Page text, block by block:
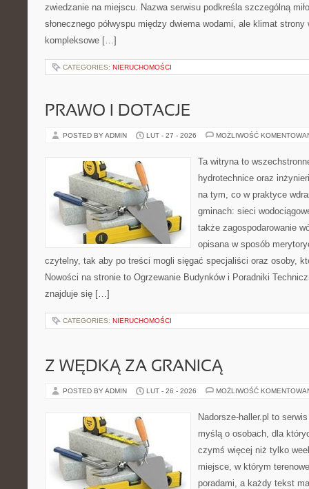
zwiedzanie na miejscu. Nazwa serwisu podkreśla szczególną
słonecznego półwyspu między dwiema wodami, ale klimat
kompleksowe […]
CATEGORIES: NIERUCHOMOŚCI
PRAWO I DOTACJE
POSTED BY ADMIN LUT - 27 - 2026 MOŻLIWOŚĆ
Ta witryna to
hydrotechnice oraz
na tym, co w praktyce
gminach: sieci
także zagospodarowanie
opisana w sposób
czytelny, tak aby po treści mogli sięgać specjaliści oraz osoby,
Nowości na stronie to Ogrzewanie Budynków i Poradniki
znajduje się […]
CATEGORIES: NIERUCHOMOŚCI
Z WĘDKĄ ZA GRANICĄ
POSTED BY ADMIN LUT - 26 - 2026 MOŻLIWOŚĆ
Nadorsze-haller.pl to
myślą o osobach, dla
czymś więcej niż tylko
miejsce, w którym
poradami, a każdy tekst